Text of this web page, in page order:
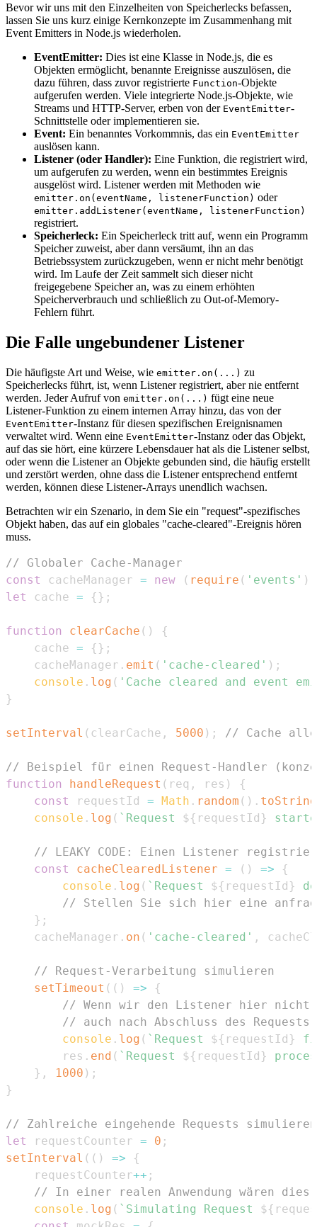
Bevor wir uns mit den Einzelheiten von Speicherlecks befassen,
lassen Sie uns kurz einige Kernkonzepte im Zusammenhang mit
Event Emitters in Node.js wiederholen.
EventEmitter: Dies ist eine Klasse in Node.js, die es
Objekten ermöglicht, benannte Ereignisse auszulösen, die
dazu führen, dass zuvor registrierte Function-Objekte
aufgerufen werden. Viele integrierte Node.js-Objekte, wie
Streams und HTTP-Server, erben von der EventEmitter-
Schnittstelle oder implementieren sie.
Event: Ein benanntes Vorkommnis, das ein EventEmitter
auslösen kann.
Listener (oder Handler): Eine Funktion, die registriert wird,
um aufgerufen zu werden, wenn ein bestimmtes Ereignis
ausgelöst wird. Listener werden mit Methoden wie
emitter.on(eventName, listenerFunction) oder
emitter.addListener(eventName, listenerFunction)
registriert.
Speicherleck: Ein Speicherleck tritt auf, wenn ein Programm
Speicher zuweist, aber dann versäumt, ihn an das
Betriebssystem zurückzugeben, wenn er nicht mehr benötigt
wird. Im Laufe der Zeit sammelt sich dieser nicht
freigegebene Speicher an, was zu einem erhöhten
Speicherverbrauch und schließlich zu Out-of-Memory-
Fehlern führt.
Die Falle ungebundener Listener
Die häufigste Art und Weise, wie emitter.on(...) zu
Speicherlecks führt, ist, wenn Listener registriert, aber nie entfernt
werden. Jeder Aufruf von emitter.on(...) fügt eine neue
Listener-Funktion zu einem internen Array hinzu, das von der
EventEmitter-Instanz für diesen spezifischen Ereignisnamen
verwaltet wird. Wenn eine EventEmitter-Instanz oder das Objekt,
auf das sie hört, eine kürzere Lebensdauer hat als die Listener selbst,
oder wenn die Listener an Objekte gebunden sind, die häufig erstellt
und zerstört werden, ohne dass die Listener entsprechend entfernt
werden, können diese Listener-Arrays unendlich wachsen.
Betrachten wir ein Szenario, in dem Sie ein "request"-spezifisches
Objekt haben, das auf ein globales "cache-cleared"-Ereignis hören
muss.
// Globaler Cache-Manager
const
cacheManager = new ( require ( 'events' )
let
cache = { } ;
function clearCache ( )
{
    cache
= { } ;
    cacheManager
. emit ( 'cache-cleared' ) ;
console . log ( 'Cache cleared and event
}
setInterval ( clearCache , 5000 ) ; // Cache alle
// Beispiel für einen Request-Handler
function
handleRequest ( req , res )
{
const
requestId = Math . random ( ) . toString
console . log ( ` Request ${ requestId }
// LEAKY CODE: Einen Listener
const
cacheClearedListener = ( ) =>
{
console . log ( ` Request ${ requestId }
// Stellen Sie sich hier eine
} ;
    cacheManager
. on ( 'cache-cleared' ,
// Request-Verarbeitung simulieren
setTimeout ( ( ) =>
{
// Wenn wir den Listener hier
// auch nach Abschluss des
console . log ( ` Request ${ requestId }
        res
. end ( ` Request ${ requestId }
} , 1000 ) ;
}
// Zahlreiche eingehende Requests simulieren
let
requestCounter = 0 ;
setInterval ( ( ) =>
{
    requestCounter
++ ;
// In einer realen Anwendung wären dies
console . log ( ` Simulating Request ${